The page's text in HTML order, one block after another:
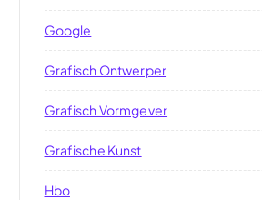
Google
Grafisch Ontwerper
Grafisch Vormgever
Grafische Kunst
Hbo